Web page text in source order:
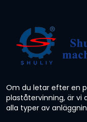
Om du letar efter en
plaståtervinning, är vi
alla typer av